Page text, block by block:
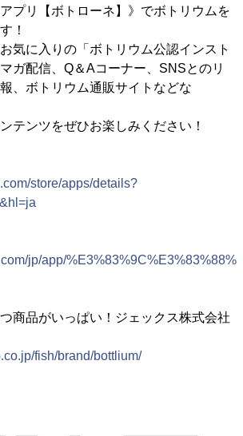
アプリ【ボトローネ】》でボトリウムを
！
気に入りの「ボトリウム公認インスト
ガ配信、Q＆Aコーナー、SNSとのリ
、ボトリウム通販サイトなどな
テンツをぜひお楽しみください！
store/apps/details?
jp/app/
商品がいっぱい！ジェックス株式会社
fish/brand/bottlium/